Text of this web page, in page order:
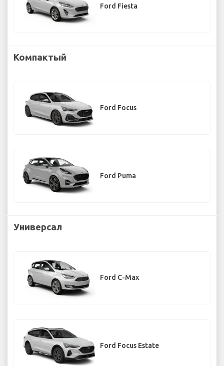
Ford Fiesta
Компактый
Ford Focus
Ford Puma
Универсал
Ford C-Max
Ford Focus Estate